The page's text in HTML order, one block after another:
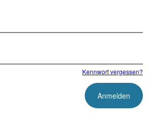
Kennwort vergessen?